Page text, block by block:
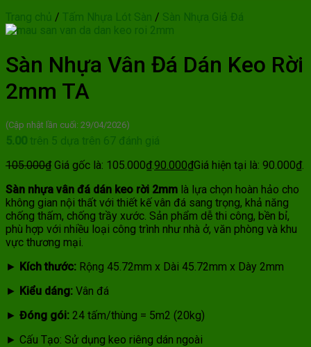
Trang chủ / Tấm Nhựa Lót Sàn / Sàn Nhựa Giả Đá
Sàn Nhựa Vân Đá Dán Keo Rời
2mm TA
(Cập nhật lần cuối: 29/04/2026)
5.00 trên 5 dựa trên 67 đánh giá
105.000₫ Giá gốc là: 105.000₫.90.000₫Giá hiện tại là: 90.000₫.
Sàn nhựa vân đá dán keo rời 2mm là lựa chọn hoàn hảo cho
không gian nội thất với thiết kế vân đá sang trọng, khả năng
chống thấm, chống trầy xước. Sản phẩm dễ thi công, bền bỉ,
phù hợp với nhiều loại công trình như nhà ở, văn phòng và khu
vực thương mại.
► Kích thước: Rộng 45.72mm x Dài 45.72mm x Dày 2mm
► Kiểu dáng: Vân đá
► Đóng gói: 24 tấm/thùng = 5m2 (20kg)
► Cấu Tạo: Sử dụng keo riêng dán ngoài